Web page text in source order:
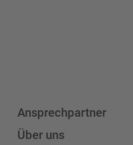
Ansprechpartner
Über uns